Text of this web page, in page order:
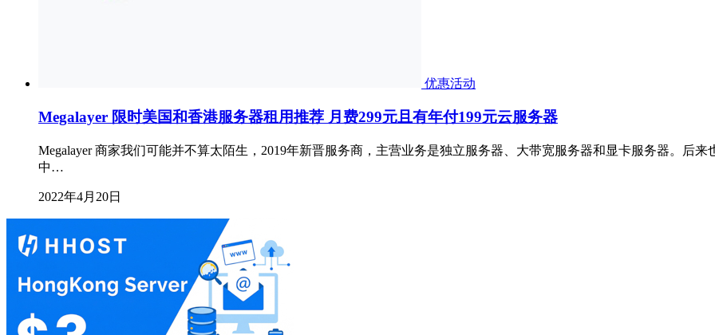
优惠活动
Megalayer 限时美国和香港服务器租用推荐 月费299元且有年付199元云服务器
Megalayer 商家我们可能并不算太陌生，2019年新晋服务商，主营业务是独立服务器、大带宽服务器和显卡服务器。后
中…
2022年4月20日